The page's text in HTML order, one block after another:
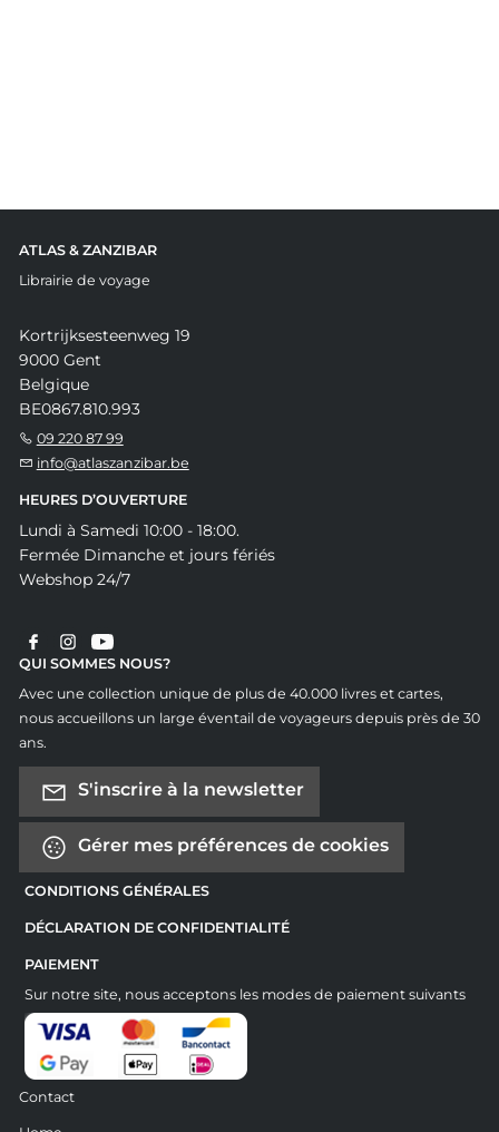
ATLAS & ZANZIBAR
Librairie de voyage
Kortrijksesteenweg 19
9000 Gent
Belgique
BE0867.810.993
09 220 87 99
info@atlaszanzibar.be
HEURES D’OUVERTURE
Lundi à Samedi 10:00 - 18:00.
Fermée Dimanche et jours fériés
Webshop 24/7
QUI SOMMES NOUS?
Avec une collection unique de plus de 40.000 livres et cartes,
nous accueillons un large éventail de voyageurs depuis près de 30
ans.
S'inscrire à la newsletter
Gérer mes préférences de cookies
CONDITIONS GÉNÉRALES
DÉCLARATION DE CONFIDENTIALITÉ
PAIEMENT
Sur notre site, nous acceptons les modes de paiement suivants
Contact